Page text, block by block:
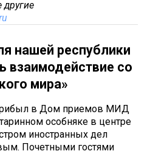
нашей республики
взаимодействие со
мира»
в Дом приемов МИД
особняке в центре
иностранных дел
Почетными гостями